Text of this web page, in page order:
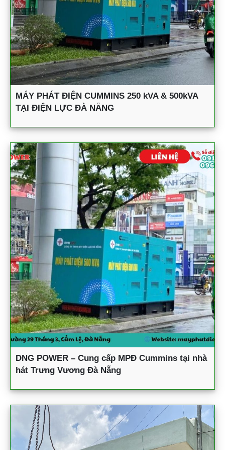
MÁY PHÁT ĐIỆN CUMMINS 250 kVA & 500kVA
TẠI ĐIỆN LỰC ĐÀ NẴNG
DNG POWER – Cung cấp MPĐ Cummins tại nhà
hát Trưng Vương Đà Nẵng